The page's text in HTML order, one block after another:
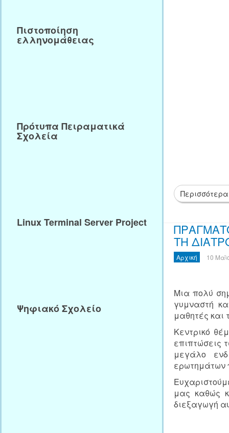
ΤΗ
Αρχική 10
Μια πολύ
γυμναστή
μαθητές και
Κεντρικό
επιπτώσεις
μεγάλο
ερωτημάτων
μας καθώς
διεξαγωγή
Πιστοποίηση
ελληνομάθειας
Πρότυπα Πειραματικά
Σχολεία
Linux Terminal Server Project
Ψηφιακό Σχολείο